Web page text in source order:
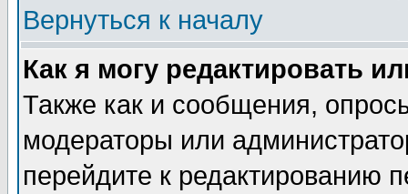
Вернуться к началу
Как я могу редактировать
Также как и сообщения,
модераторы или
перейдите к редактированию